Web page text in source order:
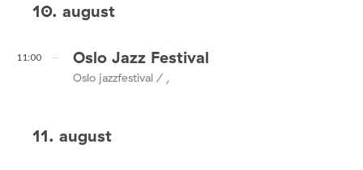
10. august
11:00 Oslo Jazz Festival
Oslo jazzfestival / ,
11. august